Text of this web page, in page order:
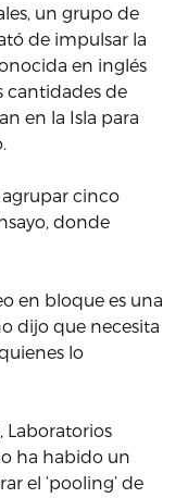
un grupo de
de impulsar la
en inglés
cantidades de
en la Isla para
agrupar cinco
donde
en bloque es una
dijo que necesita
lo
Laboratorios
ha habido un
el ‘pooling’ de